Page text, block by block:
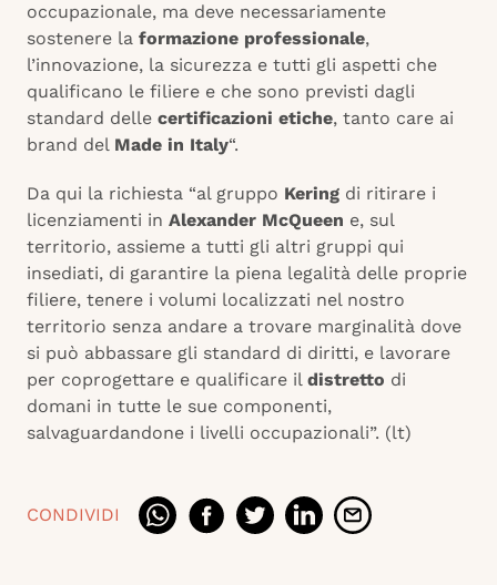
occupazionale, ma deve necessariamente
sostenere la formazione professionale,
l’innovazione, la sicurezza e tutti gli aspetti che
qualificano le filiere e che sono previsti dagli
standard delle certificazioni etiche, tanto care ai
brand del Made in Italy“.
Da qui la richiesta “al gruppo Kering di ritirare i
licenziamenti in Alexander McQueen e, sul
territorio, assieme a tutti gli altri gruppi qui
insediati, di garantire la piena legalità delle proprie
filiere, tenere i volumi localizzati nel nostro
territorio senza andare a trovare marginalità dove
si può abbassare gli standard di diritti, e lavorare
per coprogettare e qualificare il distretto di
domani in tutte le sue componenti,
salvaguardandone i livelli occupazionali”. (lt)
CONDIVIDI